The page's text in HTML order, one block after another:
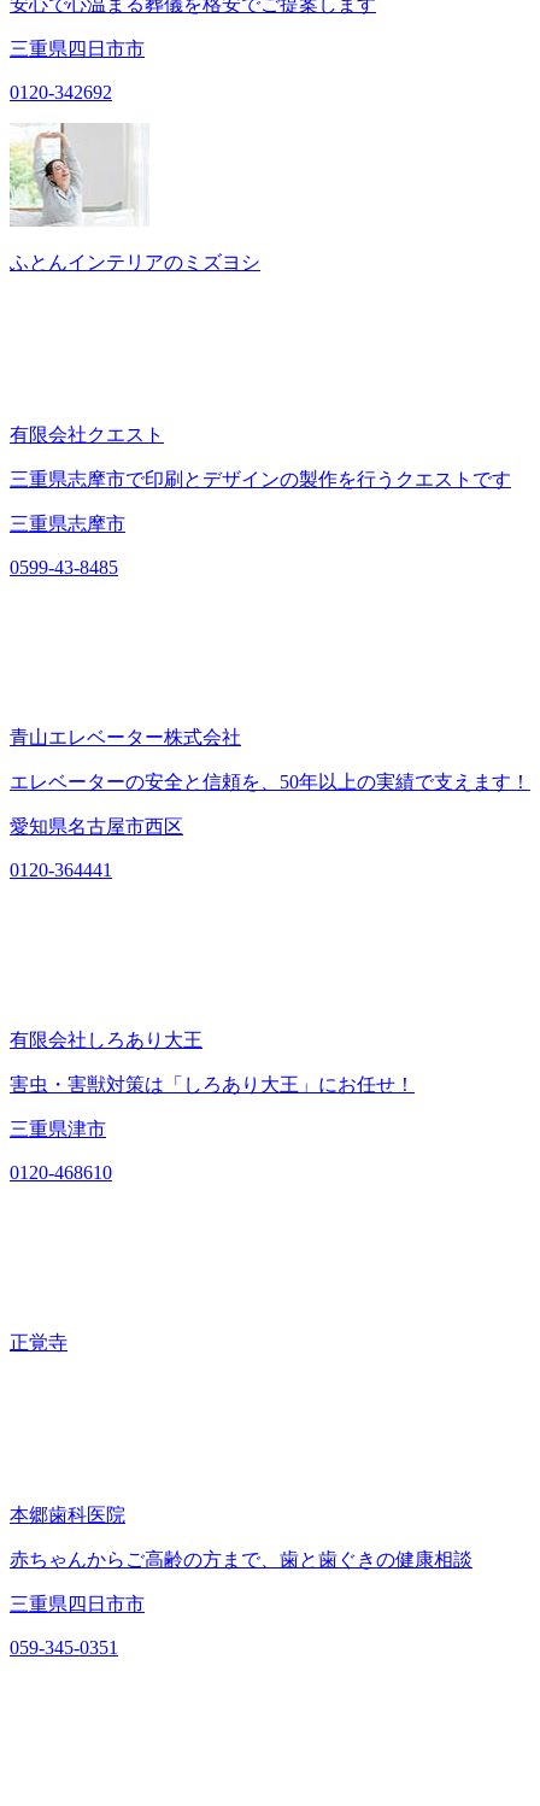
安心で心温まる葬儀を格安でご提案します
三重県四日市市
0120-342692
ふとんインテリアのミズヨシ
有限会社クエスト
三重県志摩市で印刷とデザインの製作を行うクエストです
三重県志摩市
0599-43-8485
青山エレベーター株式会社
エレベーターの安全と信頼を、50年以上の実績で支えます！
愛知県名古屋市西区
0120-364441
有限会社しろあり大王
害虫・害獣対策は「しろあり大王」にお任せ！
三重県津市
0120-468610
正覚寺
本郷歯科医院
赤ちゃんからご高齢の方まで、歯と歯ぐきの健康相談
三重県四日市市
059-345-0351